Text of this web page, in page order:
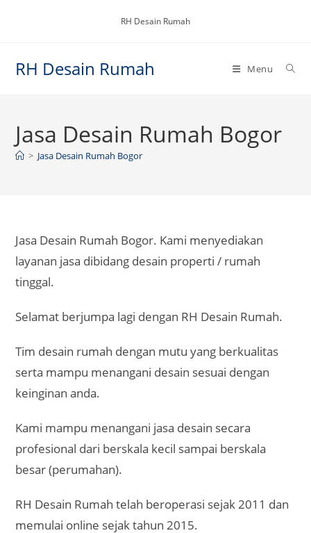
RH Desain Rumah
RH Desain Rumah Menu
Jasa Desain Rumah Bogor
> Jasa Desain Rumah Bogor
Jasa Desain Rumah Bogor. Kami menyediakan
layanan jasa dibidang desain properti / rumah
tinggal.
Selamat berjumpa lagi dengan RH Desain Rumah.
Tim desain rumah dengan mutu yang berkualitas
serta mampu menangani desain sesuai dengan
keinginan anda.
Kami mampu menangani jasa desain secara
profesional dari berskala kecil sampai berskala
besar (perumahan).
RH Desain Rumah telah beroperasi sejak 2011 dan
memulai online sejak tahun 2015.